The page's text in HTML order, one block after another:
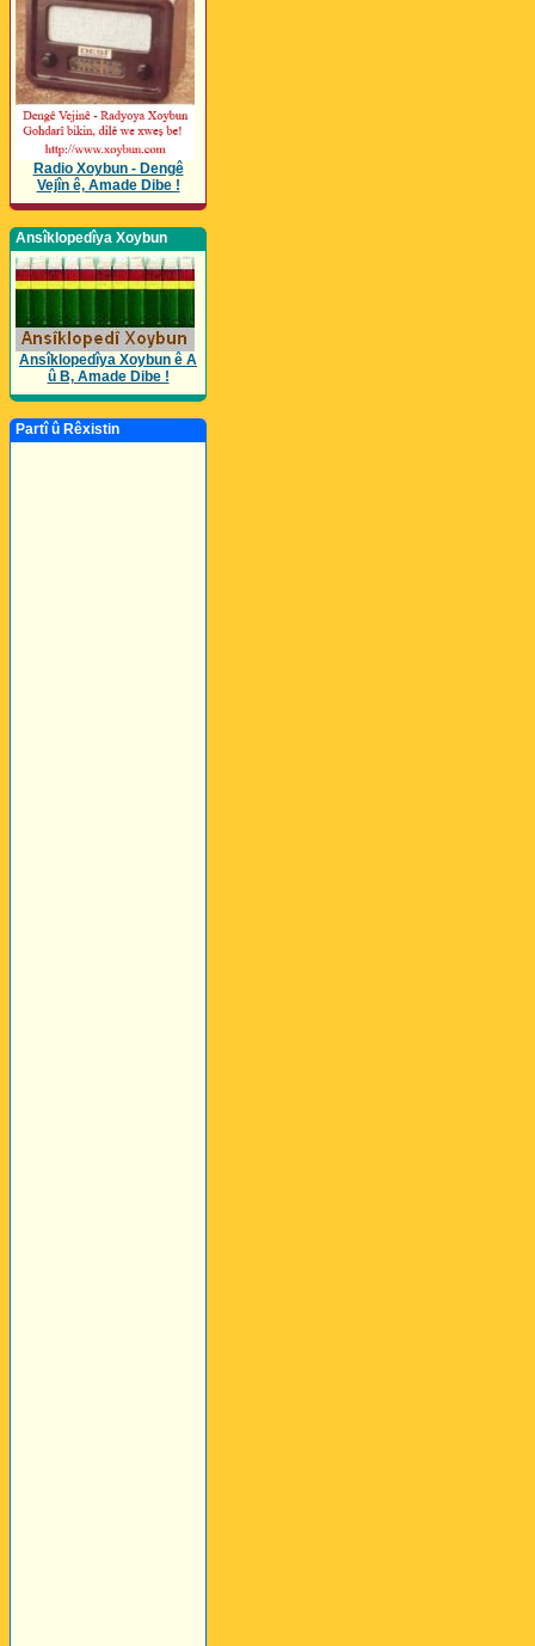
Radio Xoybun - Dengê
Vejîn ê, Amade Dibe !
Ansîklopedîya Xoybun
Ansîklopedîya Xoybun ê A
û B, Amade Dibe !
Partî û Rêxistin